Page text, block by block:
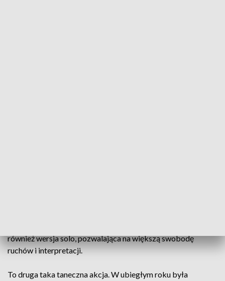
również wersja solo, pozwalająca na większą swobodę
ruchów i interpretacji.
To druga taka taneczna akcja. W ubiegłym roku była